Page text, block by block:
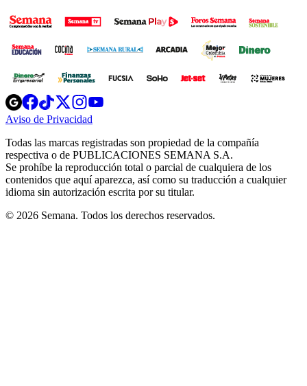
Opens
in
new
Opens
in
new
Opens
in
new
window
Opens
new
windowwindow
Aviso de Privacidad
new
window
Todas las marcas registradas son propiedad de la compañía
respectiva o de PUBLICACIONES SEMANA S.A.
Se prohíbe la reproducción total o parcial de cualquiera de los
contenidos que aquí aparezca, así como su traducción a cualquier
idioma sin autorización escrita por su titular.
© 2026 Semana. Todos los derechos reservados.